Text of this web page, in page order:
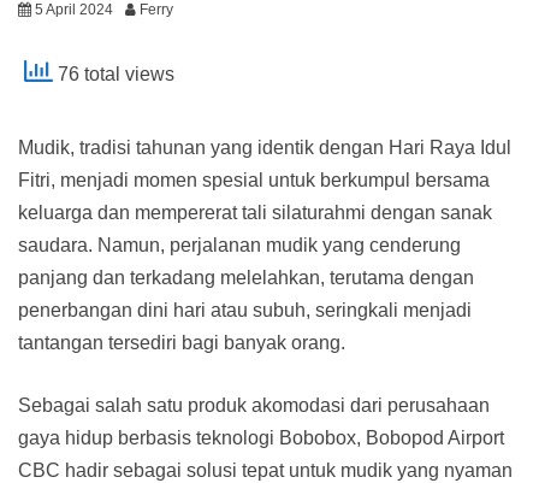
5 April 2024 Ferry
76 total views
Mudik, tradisi tahunan yang identik dengan Hari Raya Idul
Fitri, menjadi momen spesial untuk berkumpul bersama
keluarga dan mempererat tali silaturahmi dengan sanak
saudara. Namun, perjalanan mudik yang cenderung
panjang dan terkadang melelahkan, terutama dengan
penerbangan dini hari atau subuh, seringkali menjadi
tantangan tersediri bagi banyak orang.
Sebagai salah satu produk akomodasi dari perusahaan
gaya hidup berbasis teknologi Bobobox, Bobopod Airport
CBC hadir sebagai solusi tepat untuk mudik yang nyaman